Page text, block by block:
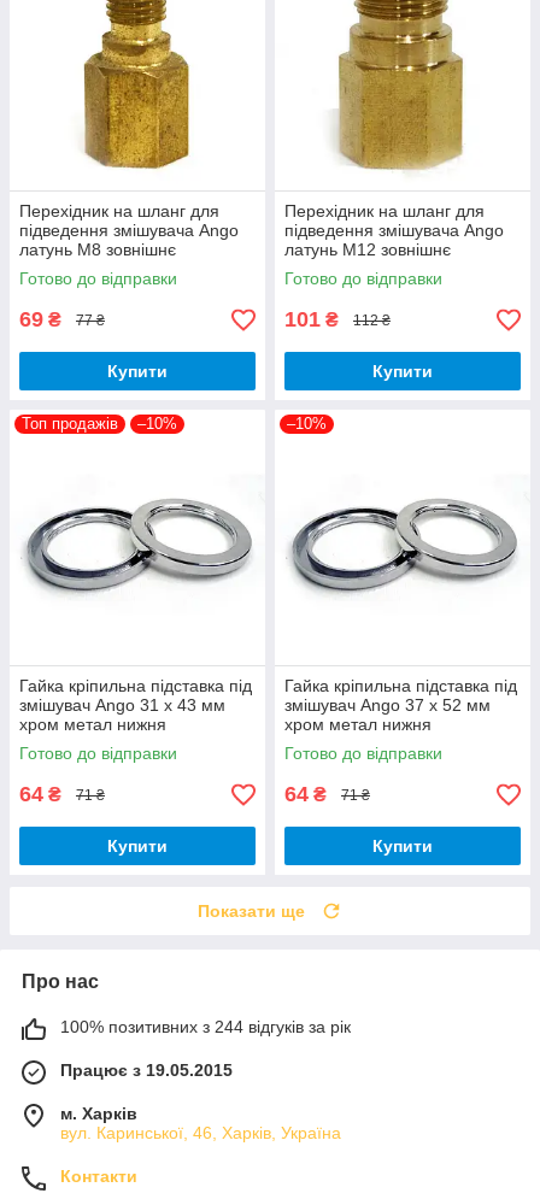
Перехідник на шланг для
підведення змішувача Ango
латунь М8 зовнішнє
різьблення на М10 внутрішнє
різьблення крок 1
Готово до відправки
69 ₴ 77 ₴
Купити
Перехідник на шланг для
підведення змішувача Ango
латунь М12 зовнішнє
різьблення на М10 внутрішнє
різьблення крок 1
Готово до відправки
101 ₴ 112 ₴
Купити
Топ продажів –10%
Гайка кріпильна підставка під
змішувач Ango 31 х 43 мм
хром метал нижня
Готово до відправки
64 ₴ 71 ₴
Купити
–10%
Гайка кріпильна підставка під
змішувач Ango 37 х 52 мм
хром метал нижня
Готово до відправки
64 ₴ 71 ₴
Купити
Показати ще
Про нас
100% позитивних з 244 відгуків за рік
Працює з 19.05.2015
м. Харків
вул. Каринської, 46, Харків, Україна
Контакти